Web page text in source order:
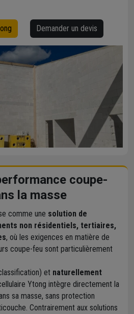
Demander un devis
coupe-
la masse
comme une solution de
non résidentiels, tertiaires,
, où les exigences en matière de
coupe-feu sont particulièrement
et naturellement
Ytong intègre directement la
sa masse, sans protection
Contrairement aux solutions